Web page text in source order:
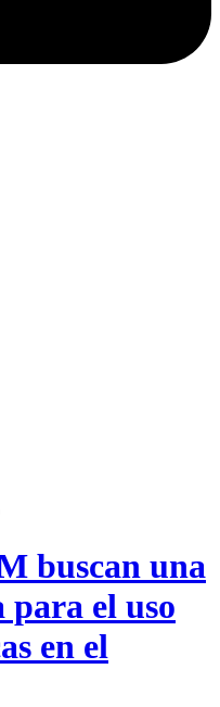
buscan una
el uso
en el